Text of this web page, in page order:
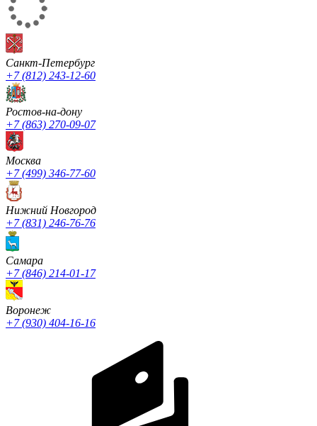
Санкт-Петербург
+7 (812) 243-12-60
Ростов-на-дону
+7 (863) 270-09-07
Москва
+7 (499) 346-77-60
Нижний Новгород
+7 (831) 246-76-76
Cамара
+7 (846) 214-01-17
Воронеж
+7 (930) 404-16-16